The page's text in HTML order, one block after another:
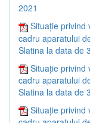
2021
Situație privind
cadru aparatului
Slatina la data de
Situație privind
cadru aparatului
Slatina la data de
Situație privind